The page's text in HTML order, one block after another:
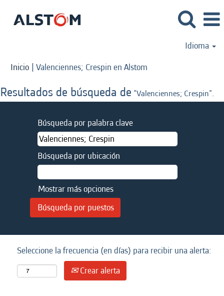
Idioma
Inicio | Valenciennes; Crespin en Alstom
Resultados de búsqueda de "Valenciennes; Crespin".
Búsqueda por palabra clave
Búsqueda por ubicación
Mostrar más opciones
Seleccione la frecuencia (en días) para recibir una alerta:
Crear alerta